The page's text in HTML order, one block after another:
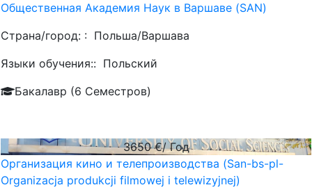
Общественная Академия Наук в Варшаве (SAN)
Страна/город: : Польша/Варшава
Языки обучения:: Польский
Бакалавр (6 Семестров)
3650€/ Год
Организация кино и телепроизводства (San-bs-pl-
Organizacja produkcji filmowej i telewizyjnej)